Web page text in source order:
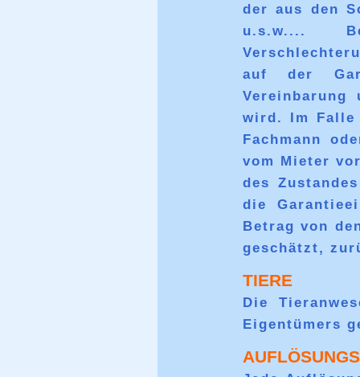
der aus den
u.s.w....
auf der
wird. Im Falle
Fachmann
vom Mieter
des
die
Betrag von
geschätzt,
TIERE
Die
Eigentümers